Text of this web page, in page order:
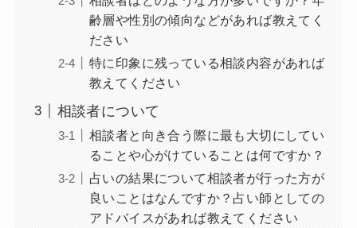
齢層や性別の傾向などがあれば教えてく
ださい
特に印象に残っている相談内容があれば
教えてください
相談者について
相談者と向き合う際に最も大切にしてい
ることや心がけていることは何ですか？
占いの結果について相談者が行った方が
良いことはなんですか？占い師としての
アドバイスがあれば教えてください